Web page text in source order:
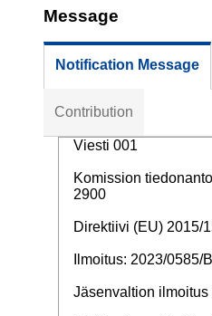
Message
Notification Message
Contribution
Viesti 001
Komission
2900
Direktiivi (EU) 2015/
Ilmoitus: 2023/0585/
Jäsenvaltion